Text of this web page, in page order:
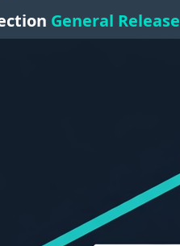
General Release